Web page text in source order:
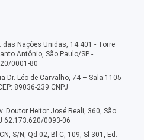
das Nações Unidas, 14.401 - Torre
Antônio, São Paulo/SP -
0001-80
Dr. Léo de Carvalho, 74 – Sala 1105
89036-239 CNPJ
Doutor Heitor José Reali, 360, São
62.173.620/0093-06
S/N, Qd 02, Bl C, 109, Sl 301, Ed.